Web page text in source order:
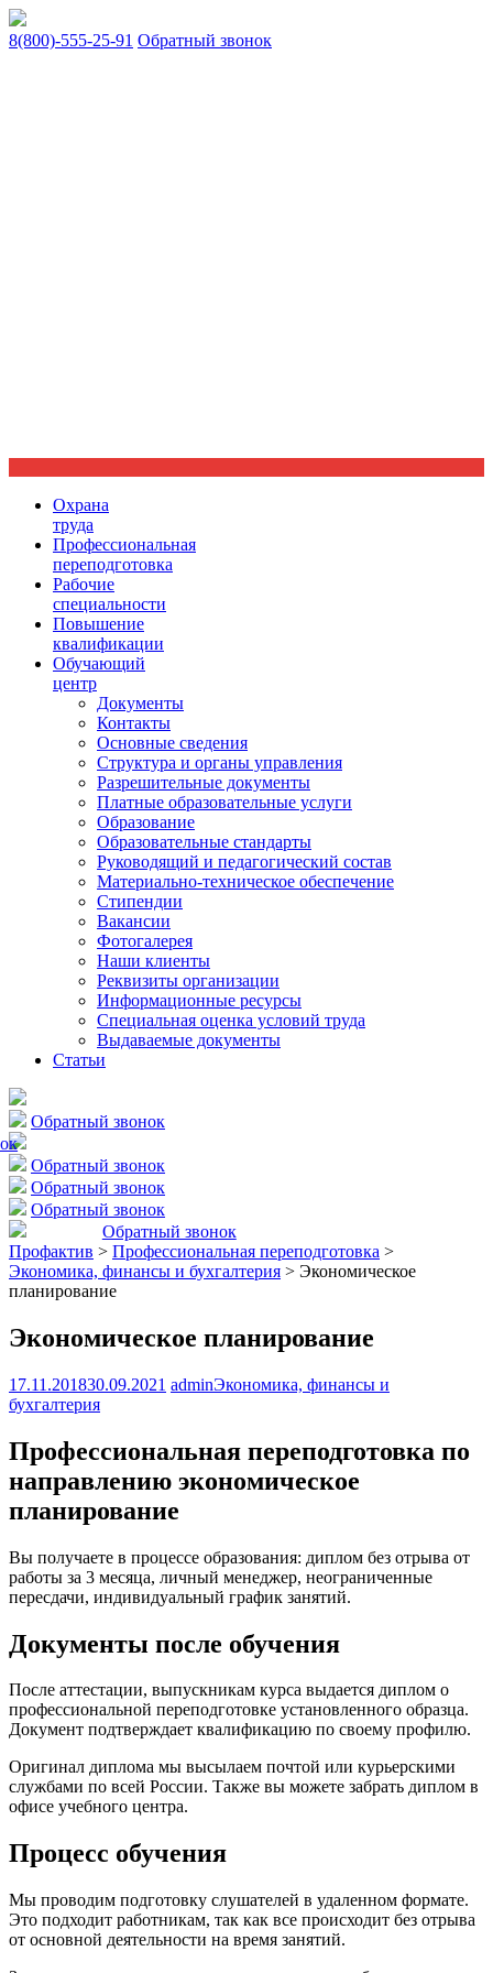
8(800)-555-25-91 Обратный звонок
Ориентир охраны труда
Охрана
труда
Профессиональная
переподготовка
Рабочие
специальности
Повышение
квалификации
Обучающий
центр
Документы
Контакты
Основные сведения
Структура и органы управления
Разрешительные документы
Платные образовательные услуги
Образование
Образовательные стандарты
Руководящий и педагогический состав
Материально-техническое обеспечение
Стипендии
Вакансии
Фотогалерея
Наши клиенты
Реквизиты организации
Информационные ресурсы
Специальная оценка условий труда
Выдаваемые документы
Статьи
Обратный звонок
Обратный звонок
Обратный звонок
Обратный звонок
Обратный звонок
Профактив > Профессиональная переподготовка >
Экономика, финансы и бухгалтерия > Экономическое
планирование
Экономическое планирование
17.11.201830.09.2021 adminЭкономика, финансы и
бухгалтерия
Профессиональная переподготовка по
направлению экономическое
планирование
Вы получаете в процессе образования: диплом без отрыва от
работы за 3 месяца, личный менеджер, неограниченные
пересдачи, индивидуальный график занятий.
Документы после обучения
После аттестации, выпускникам курса выдается диплом о
профессиональной переподготовке установленного образца.
Документ подтверждает квалификацию по своему профилю.
Оригинал диплома мы высылаем почтой или курьерскими
службами по всей России. Также вы можете забрать диплом в
офисе учебного центра.
Процесс обучения
Мы проводим подготовку слушателей в удаленном формате.
Это подходит работникам, так как все происходит без отрыва
от основной деятельности на время занятий.